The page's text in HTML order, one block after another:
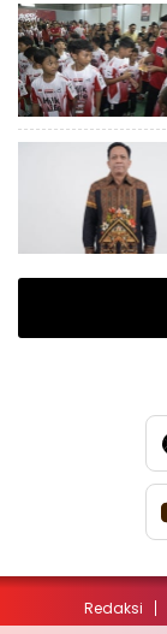
Redaksi